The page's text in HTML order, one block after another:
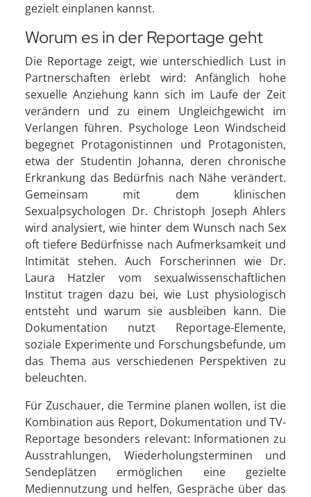
gezielt einplanen kannst.
Worum es in der Reportage geht
Die Reportage zeigt, wie unterschiedlich Lust in
Partnerschaften erlebt wird: Anfänglich hohe
sexuelle Anziehung kann sich im Laufe der Zeit
verändern und zu einem Ungleichgewicht im
Verlangen führen. Psychologe Leon Windscheid
begegnet Protagonistinnen und Protagonisten,
etwa der Studentin Johanna, deren chronische
Erkrankung das Bedürfnis nach Nähe verändert.
Gemeinsam mit dem klinischen
Sexualpsychologen Dr. Christoph Joseph Ahlers
wird analysiert, wie hinter dem Wunsch nach Sex
oft tiefere Bedürfnisse nach Aufmerksamkeit und
Intimität stehen. Auch Forscherinnen wie Dr.
Laura Hatzler vom sexualwissenschaftlichen
Institut tragen dazu bei, wie Lust physiologisch
entsteht und warum sie ausbleiben kann. Die
Dokumentation nutzt Reportage-Elemente,
soziale Experimente und Forschungsbefunde, um
das Thema aus verschiedenen Perspektiven zu
beleuchten.
Für Zuschauer, die Termine planen wollen, ist die
Kombination aus Report, Dokumentation und TV-
Reportage besonders relevant: Informationen zu
Ausstrahlungen, Wiederholungsterminen und
Sendeplätzen ermöglichen eine gezielte
Mediennutzung und helfen, Gespräche über das